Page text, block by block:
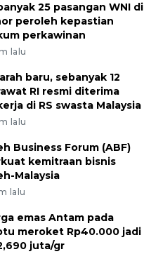
25 pasangan WNI di
peroleh kepastian
perkawinan
lalu
baru, sebanyak 12
RI resmi diterima
di RS swasta Malaysia
lalu
Business Forum (ABF)
kemitraan bisnis
Malaysia
lalu
emas Antam pada
meroket Rp40.000 jadi
juta/gr